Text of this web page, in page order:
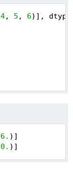
4, 5 , 6)], dtype
6. )]
0. )]